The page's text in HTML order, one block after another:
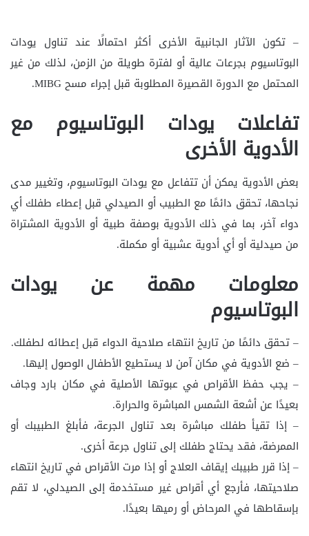
– تكون الآثار الجانبية الأخرى أكثر احتمالًا عند تناول يودات
البوتاسيوم بجرعات عالية أو لفترة طويلة من الزمن، لذلك من غير
المحتمل مع الدورة القصيرة المطلوبة قبل إجراء مسح MIBG.
تفاعلات يودات البوتاسيوم مع
الأدوية الأخرى
بعض الأدوية يمكن أن تتفاعل مع يودات البوتاسيوم، وتغيير مدى
نجاحها، تحقق دائمًا مع الطبيب أو الصيدلي قبل إعطاء طفلك أي
دواء آخر، بما في ذلك الأدوية بوصفة طبية أو الأدوية المشتراة
من صيدلية أو أي أدوية عشبية أو مكملة.
معلومات مهمة عن يودات
البوتاسيوم
– تحقق دائمًا من تاريخ انتهاء صلاحية الدواء قبل إعطائه لطفلك.
– ضع الأدوية في مكان آمن لا يستطيع الأطفال الوصول إليها.
– يجب حفظ الأقراص في عبوتها الأصلية في مكان بارد وجاف
بعيدًا عن أشعة الشمس المباشرة والحرارة.
– إذا تقيأ طفلك مباشرة بعد تناول الجرعة، فأبلغ الطبيبك أو
الممرضة، فقد يحتاج طفلك إلى تناول جرعة أخرى.
– إذا قرر طبيبك إيقاف العلاج أو إذا مرت الأقراص في تاريخ انتهاء
صلاحيتها، فأرجع أي أقراص غير مستخدمة إلى الصيدلي، لا تقم
بإسقاطها في المرحاض أو رميها بعيدًا.